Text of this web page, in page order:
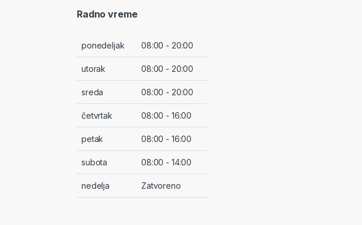
Radno vreme
ponedeljak 08:00 - 20:00
utorak 08:00 - 20:00
sreda 08:00 - 20:00
četvrtak 08:00 - 16:00
petak 08:00 - 16:00
subota 08:00 - 14:00
nedelja Zatvoreno